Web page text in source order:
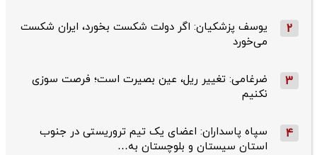
2
یوسف پزشکیان: اگر دولت شکست بخورد، ایران شکست
می‌خورد
3
ضرغامی: تغییر ریل، عین بصیرت است؛ فرصت سوزی
نکنیم
4
سپاه پاسداران: اعضای یک تیم تروریستی در جنوب
استان سیستان و بلوچستان به…